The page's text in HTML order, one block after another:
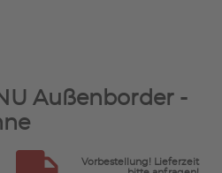
Außenborder -
Vorbestellung! Lieferzeit